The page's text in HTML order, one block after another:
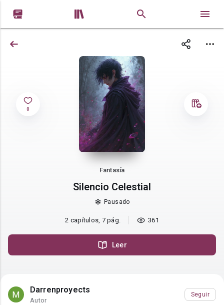
 
0
Fantasía
Silencio Celestial
Pausado
2 capítulos, 7 pág. 361
Leer
Darrenproyects
Autor
Seguir